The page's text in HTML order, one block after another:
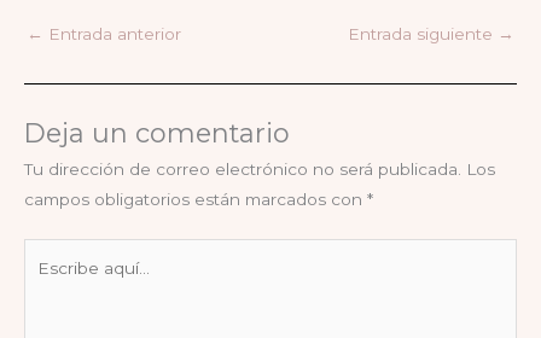
← Entrada anterior Entrada siguiente →
Deja un comentario
Tu dirección de correo electrónico no será publicada.
Los
campos obligatorios están marcados con *